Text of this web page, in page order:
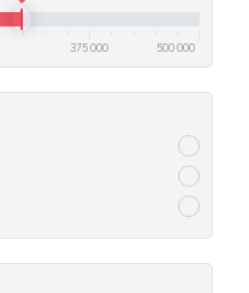
375 000 500 000